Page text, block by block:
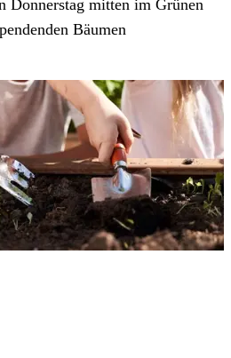
Donnerstag mitten im Grünen
Bäumen